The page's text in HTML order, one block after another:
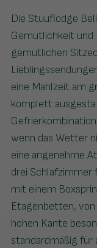
Die Stuuflodge
Gemütlichkeit und
gemütlichen
eine Mahlzeit am
komplett
wenn das Wetter
eine angenehme
drei Schlafzimmer
mit einem
Etagenbetten,
hohen Kante
standardmäßig für